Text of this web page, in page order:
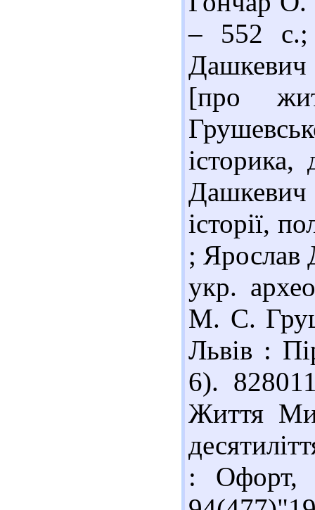
– 552
[про
Дашкевич
історії,
; Ярослав
укр.
М. С.
Львів :
6).
Життя
: Офорт,